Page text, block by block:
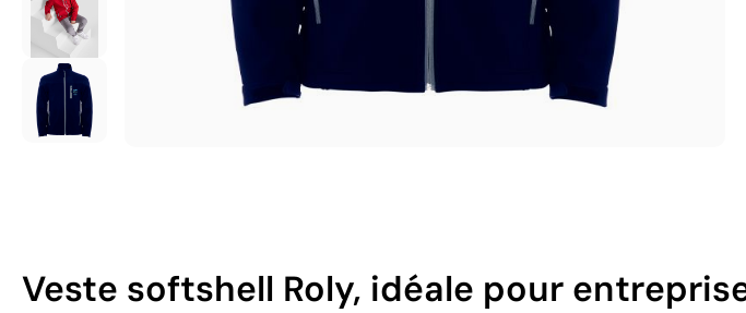
Veste softshell Roly, idéale pour